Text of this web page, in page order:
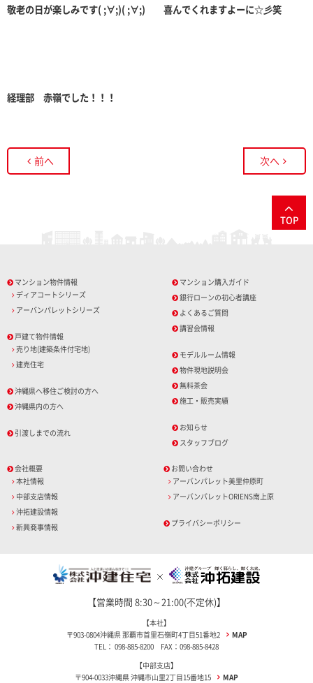
敬老の日が楽しみです( ;∀;)( ;∀;) 喜んでくれますよーに☆彡笑
経理部 赤嶺でした！！！
次へ
前へ
TOP
マンション物件情報
ディアコートシリーズ
アーバンパレットシリーズ
戸建て物件情報
売り地(建築条件付宅地)
建売住宅
沖縄県へ移住ご検討の方へ
沖縄県内の方へ
引渡しまでの流れ
マンション購入ガイド
銀行ローンの初心者講座
よくあるご質問
講習会情報
モデルルーム情報
物件現地説明会
無料茶会
施工・販売実績
お知らせ
スタッフブログ
会社概要
本社情報
中部支店情報
沖拓建設情報
新興商事情報
お問い合わせ
アーバンパレット美里仲原町
アーバンパレットORIENS南上原
プライバシーポリシー
【営業時間 8:30～21:00(不定休)】
【本社】
〒903-0804沖縄県 那覇市首里石嶺町4丁目51番地2
MAP
TEL： 098-885-8200 FAX：098-885-8428
【中部支店】
〒904-0033沖縄県 沖縄市山里2丁目15番地15
MAP